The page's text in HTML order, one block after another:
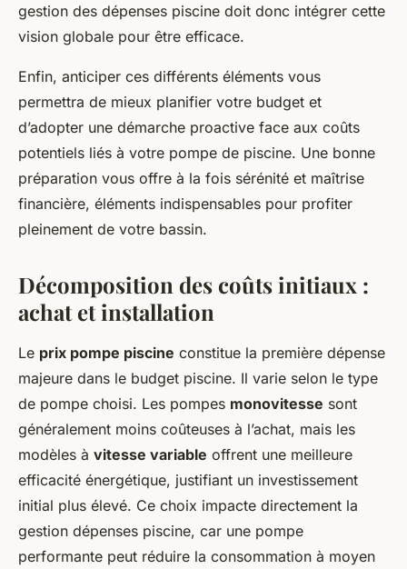
gestion des dépenses piscine doit donc intégrer cette
vision globale pour être efficace.
Enfin, anticiper ces différents éléments vous
permettra de mieux planifier votre budget et
d’adopter une démarche proactive face aux coûts
potentiels liés à votre pompe de piscine. Une bonne
préparation vous offre à la fois sérénité et maîtrise
financière, éléments indispensables pour profiter
pleinement de votre bassin.
Décomposition des coûts initiaux :
achat et installation
Le prix pompe piscine constitue la première dépense
majeure dans le budget piscine. Il varie selon le type
de pompe choisi. Les pompes monovitesse sont
généralement moins coûteuses à l’achat, mais les
modèles à vitesse variable offrent une meilleure
efficacité énergétique, justifiant un investissement
initial plus élevé. Ce choix impacte directement la
gestion dépenses piscine, car une pompe
performante peut réduire la consommation à moyen